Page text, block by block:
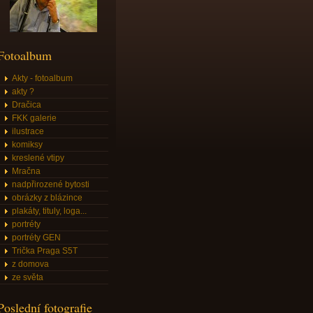
Akty - fotoalbum
akty ?
Dračica
FKK galerie
ilustrace
komiksy
kreslené vtipy
Mračna
nadpřirozené bytosti
obrázky z blázince
plakáty, tituly, loga...
portréty
portréty GEN
Trička Praga S5T
z domova
ze světa
fotografie